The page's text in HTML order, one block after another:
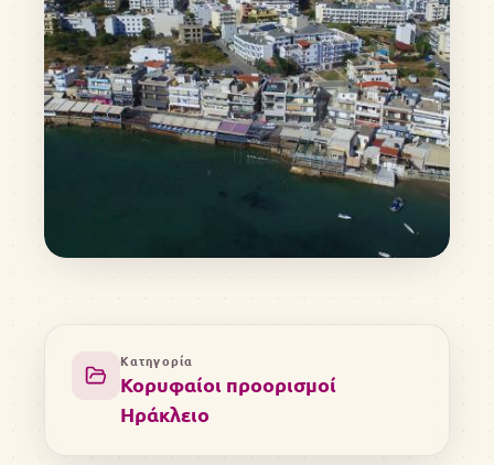
Κατηγορία
Κορυφαίοι προορισμοί
Ηράκλειο